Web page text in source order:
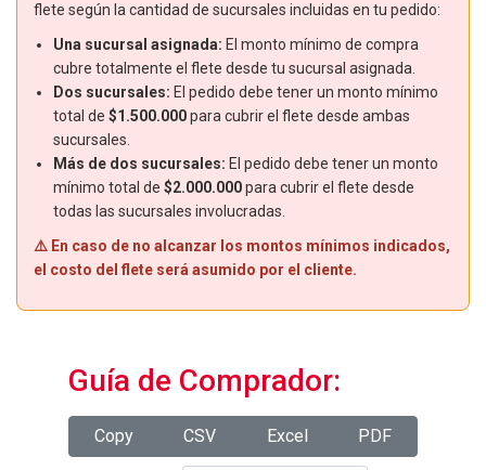
flete según la cantidad de sucursales incluidas en tu pedido:
Una sucursal asignada: El monto mínimo de compra
cubre totalmente el flete desde tu sucursal asignada.
Dos sucursales: El pedido debe tener un monto mínimo
total de $1.500.000para cubrir el flete desde ambas
sucursales.
Más de dos sucursales: El pedido debe tener un monto
mínimo total de $2.000.000para cubrir el flete desde
todas las sucursales involucradas.
⚠️ En caso de no alcanzar los montos mínimos indicados,
el costo del flete será asumido por el cliente.
Guía de Comprador:
Copy CSV Excel PDF